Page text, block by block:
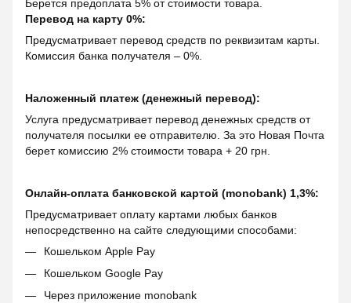
Берется предоплата 5% от стоимости товара.
Перевод на карту 0%:
Предусматривает перевод средств по реквизитам карты.
Комиссия банка получателя – 0%.
Наложенный платеж (денежный перевод):
Услуга предусматривает перевод денежных средств от
получателя посылки ее отправителю. За это Новая Почта
берет комиссию 2% стоимости товара + 20 грн.
Онлайн-оплата банковской картой (monobank) 1,3%:
Предусматривает оплату картами любых банков
непосредственно на сайте следующими способами:
Кошельком Apple Pay
Кошельком Google Pay
Через приложение monobank